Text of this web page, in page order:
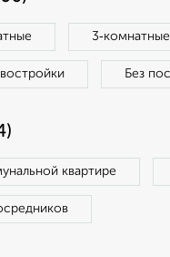
3‑комнатные
Без
квартире